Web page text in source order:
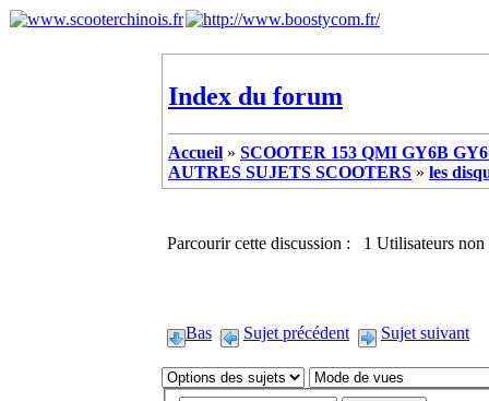
Index du forum
Accueil » SCOOTER 153 QMI GY6B
AUTRES SUJETS SCOOTERS » les
Parcourir cette discussion : 1 Utilisateurs non
Bas Sujet précédent Sujet suivant